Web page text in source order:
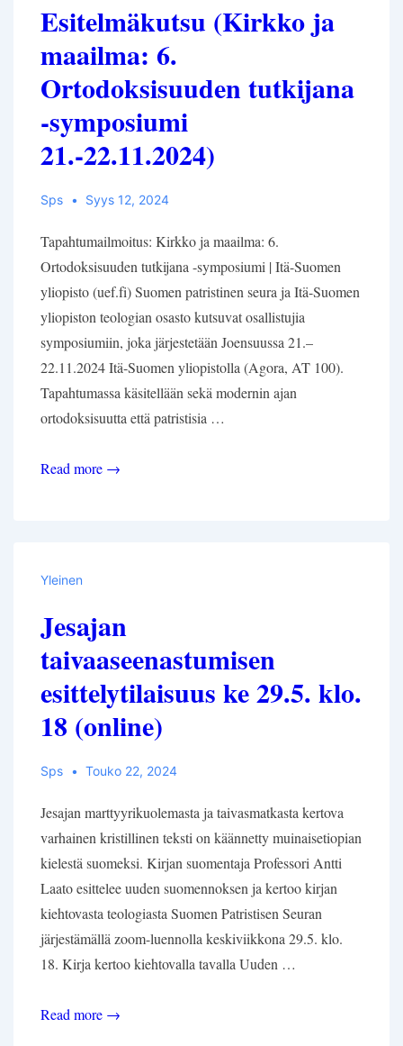
-Esitelmäkutsu (Kirkko ja
maailma: 6.
Ortodoksisuuden tutkijana
-symposiumi
21.-22.11.2024)
Sps Syys 12, 2024
Tapahtumailmoitus: Kirkko ja maailma: 6.
Ortodoksisuuden tutkijana -symposiumi | Itä-Suomen
yliopisto (uef.fi) Suomen patristinen seura ja Itä-Suomen
yliopiston teologian osasto kutsuvat osallistujia
symposiumiin, joka järjestetään Joensuussa 21.–
22.11.2024 Itä-Suomen yliopistolla (Agora, AT 100).
Tapahtumassa käsitellään sekä modernin ajan
ortodoksisuutta että patristisia …
Esitelmäkutsu
tutkijana
-
symposiumi
21.-22.11.2024)
Read more →
Yleinen
Jesajan
taivaaseenastumisen
esittelytilaisuus ke 29.5. klo.
18 (online)
Sps Touko 22, 2024
Jesajan marttyyrikuolemasta ja taivasmatkasta kertova
varhainen kristillinen teksti on käännetty muinaisetiopian
kielestä suomeksi. Kirjan suomentaja Professori Antti
Laato esittelee uuden suomennoksen ja kertoo kirjan
kiehtovasta teologiasta Suomen Patristisen Seuran
järjestämällä zoom-luennolla keskiviikkona 29.5. klo.
18. Kirja kertoo kiehtovalla tavalla Uuden …
Jesajan
Read more →